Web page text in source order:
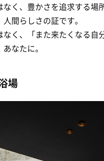
く、豊かさを追求する場所
間らしさの証です。
なく、「また来たくなる自
なたに。
場